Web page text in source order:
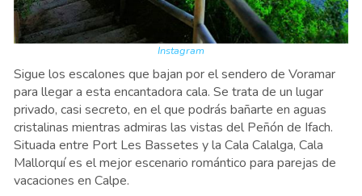
Instagram
Sigue los escalones que bajan por el sendero de Voramar
para llegar a esta encantadora cala. Se trata de un lugar
privado, casi secreto, en el que podrás bañarte en aguas
cristalinas mientras admiras las vistas del Peñón de Ifach.
Situada entre Port Les Bassetes y la Cala Calalga, Cala
Mallorquí es el mejor escenario romántico para parejas de
vacaciones en Calpe.